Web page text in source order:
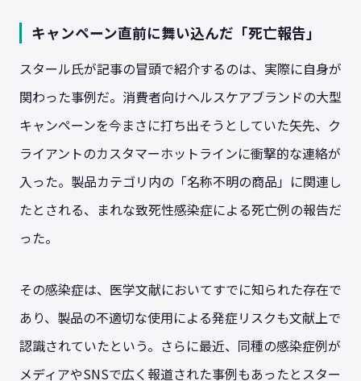
キャンペーン直前に舞い込んだ「死亡報告」
スタール氏が記事の冒頭で紹介するのは、実際に自身が
関わった事例だ。消費者向けヘルスケアブランドの大型
キャンペーンを今まさに打ち出そうとしていた矢先、ク
ライアントのカスタマーホットラインに衝撃的な連絡が
入った。製品カテゴリ内の「名称不明の商品」に関連し
たとされる、まれな致死性感染症による死亡例の報告だ
った。
その感染症は、医学文献においてすでに知られた存在で
あり、製品の不適切な使用による発症リスクも文献上で
認識されていたという。さらに最近、同種の感染症例が
メディアやSNSで広く報道された事例もあったとスター